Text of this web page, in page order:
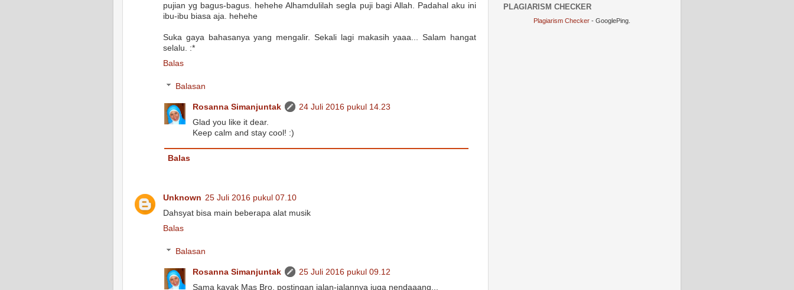
pujian yg bagus-bagus. hehehe Alhamdulilah segla puji bagi Allah. Padahal aku ini
ibu-ibu biasa aja. hehehe
Suka gaya bahasanya yang mengalir. Sekali lagi makasih yaaa... Salam hangat
selalu. :*
Balas
Balasan
Rosanna Simanjuntak
24 Juli 2016 pukul 14.23
Glad you like it dear.
Keep calm and stay cool! :)
Balas
Unknown 25 Juli 2016 pukul 07.10
Dahsyat bisa main beberapa alat musik
Balas
Balasan
Rosanna Simanjuntak
25 Juli 2016 pukul 09.12
Sama kayak Mas Bro, postingan jalan-jalannya juga nendaaang...
PLAGIARISM CHECKER
Plagiarism Checker- GooglePing.